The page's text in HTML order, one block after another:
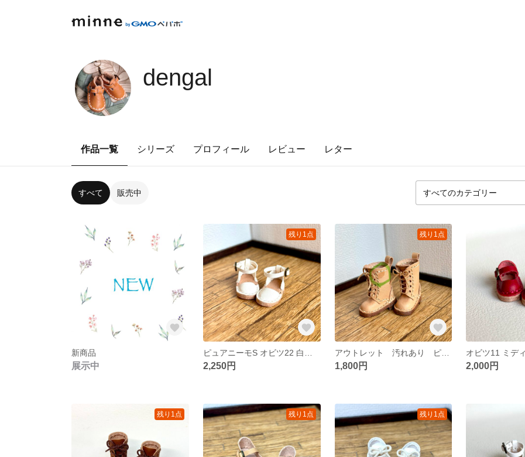
dengal
作品一覧 シリーズ プロフィール レビュー レター
すべて 販売中
新商品
展示中
残り1点
2,250円
残り1点
アウトレット 汚れあり ピュアニーモS オビツ22 ベージュ色 5穴 ブーツ 65
1,800円 2,000円
残り1点 残り1点 残り1点